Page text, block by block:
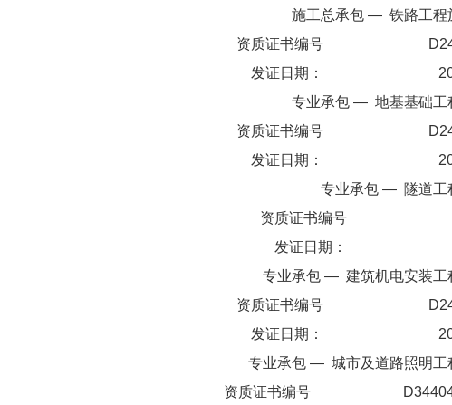
施工总承包 — 铁路工程
资质证书编号
发证日期：
专业承包 — 地基基础工
资质证书编号
发证日期：
专业承包 — 隧道工
资质证书编号
发证日期：
专业承包 — 建筑机电安装工
资质证书编号
发证日期：
专业承包 — 城市及道路照明工
资质证书编号